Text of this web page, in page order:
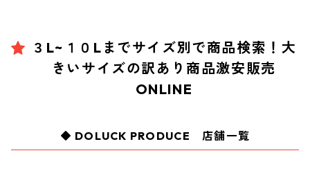
３L~１０Lまでサイズ別で商品検索！大
きいサイズの訳あり商品激安販売
ONLINE
DOLUCK PRODUCE 店舗一覧